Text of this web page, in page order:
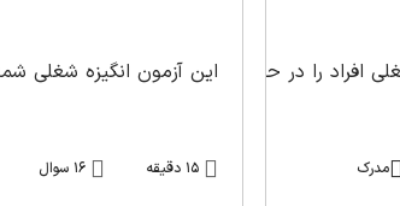
کردن به چالش می کشد. با شرکت در
افراد را در حوزه هایی مانند وفاداری ،
مدرک
این آزمون انگیزه شغلی
15 دقیقه 16 سوال